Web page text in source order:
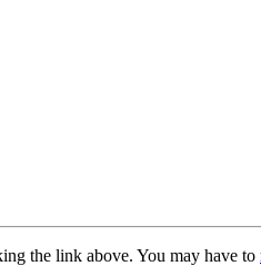
the link above. You may have to